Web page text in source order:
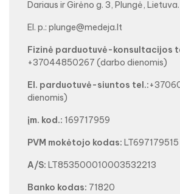
Dariaus ir Girėno g. 3, Plungė, Lietuva.
El. p.: plunge@medeja.lt
Fizinė parduotuvė-konsultacijos
+37044850267 (darbo dienomis)
El. parduotuvė-siuntos tel.:
dienomis)
įm. kod.: 169717959
PVM mokėtojo kodas: LT697179515
A/S: LT853500010003532213
Banko kodas: 71820